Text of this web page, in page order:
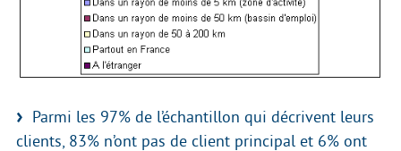
Parmi les 97% de l’échantillon qui décrivent leurs
clients, 83% n’ont pas de client principal et 6% ont